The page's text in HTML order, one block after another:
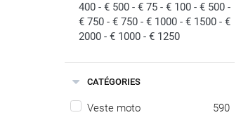
400 - € 500 - € 75 - € 100 - € 500 -
€ 750 - € 750 - € 1000 - € 1500 - €
2000 - € 1000 - € 1250
CATÉGORIES
Veste moto 590